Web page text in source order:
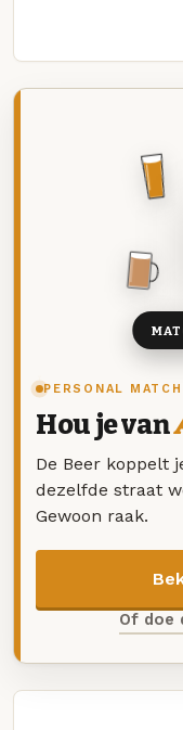
PERSONAL
Hou je van
De Beer koppelt
dezelfde straat
Gewoon raak.
Of doe